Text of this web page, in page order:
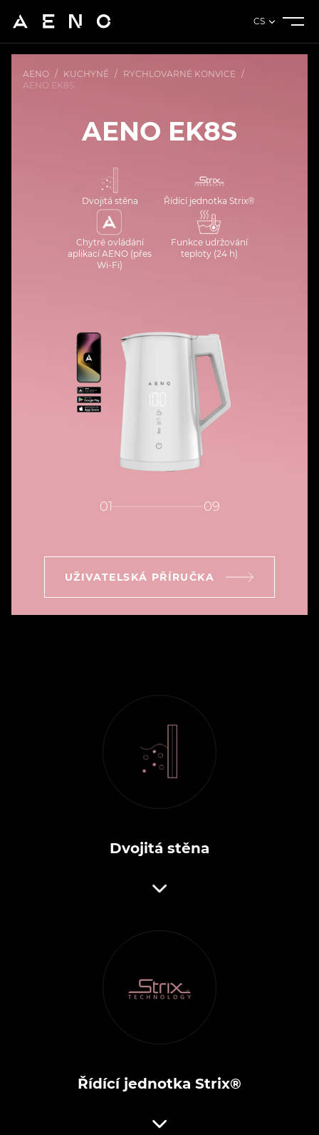
CS
AENO / KUCHYNĚ / RYCHLOVARNÉ KONVICE /
AENO EK8S
AENO EK8S
Dvojitá stěna Řídící jednotka Strix®
Chytré ovládání
aplikací AENO (přes
Wi-Fi)
Funkce udržování
teploty (24 h)
01 09
UŽIVATELSKÁ PŘÍRUČKA
Dvojitá stěna
Řídící jednotka Strix®